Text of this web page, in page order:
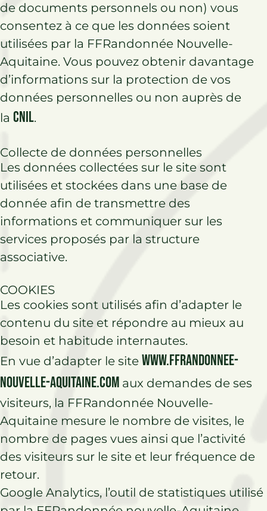
de documents personnels ou non) vous
consentez à ce que les données soient
utilisées par la FFRandonnée Nouvelle-
Aquitaine. Vous pouvez obtenir davantage
d’informations sur la protection de vos
données personnelles ou non auprès de
la CNIL.
Collecte de données personnelles
Les données collectées sur le site sont
utilisées et stockées dans une base de
donnée afin de transmettre des
informations et communiquer sur les
services proposés par la structure
associative.
COOKIES
Les cookies sont utilisés afin d’adapter le
contenu du site et répondre au mieux au
besoin et habitude internautes.
En vue d’adapter le site www.ffrandonnee-
nouvelle-aquitaine.com aux demandes de ses
visiteurs, la FFRandonnée Nouvelle-
Aquitaine mesure le nombre de visites, le
nombre de pages vues ainsi que l’activité
des visiteurs sur le site et leur fréquence de
retour.
Google Analytics, l’outil de statistiques utilisé